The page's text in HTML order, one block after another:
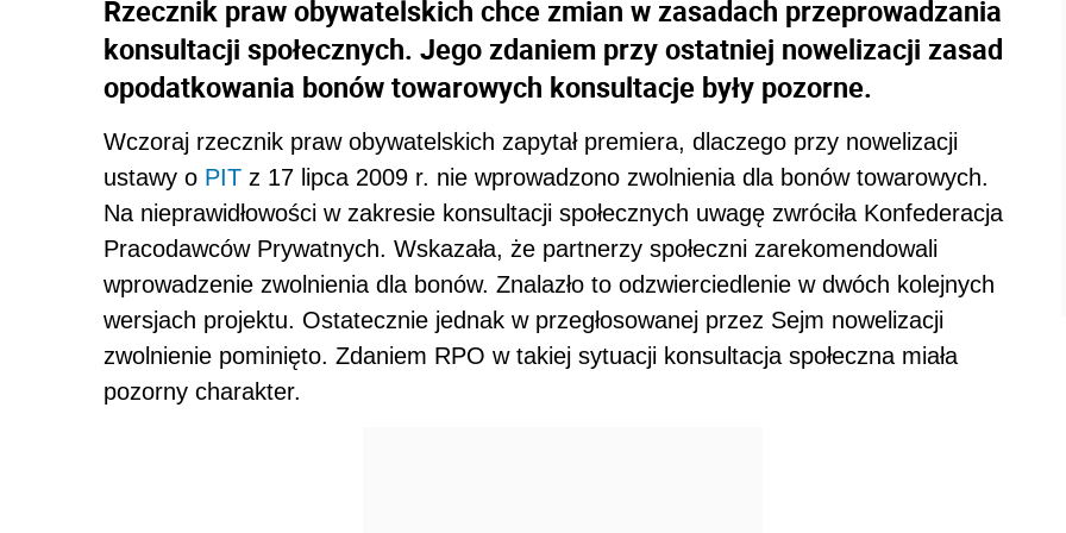
Rzecznik praw obywatelskich chce zmian w zasadach przeprowadzania
konsultacji społecznych. Jego zdaniem przy ostatniej nowelizacji zasad
opodatkowania bonów towarowych konsultacje były pozorne.
Wczoraj rzecznik praw obywatelskich zapytał premiera, dlaczego przy nowelizacji
ustawy o PIT z 17 lipca 2009 r. nie wprowadzono zwolnienia dla bonów towarowych.
Na nieprawidłowości w zakresie konsultacji społecznych uwagę zwróciła Konfederacja
Pracodawców Prywatnych. Wskazała, że partnerzy społeczni zarekomendowali
wprowadzenie zwolnienia dla bonów. Znalazło to odzwierciedlenie w dwóch kolejnych
wersjach projektu. Ostatecznie jednak w przegłosowanej przez Sejm nowelizacji
zwolnienie pominięto. Zdaniem RPO w takiej sytuacji konsultacja społeczna miała
pozorny charakter.